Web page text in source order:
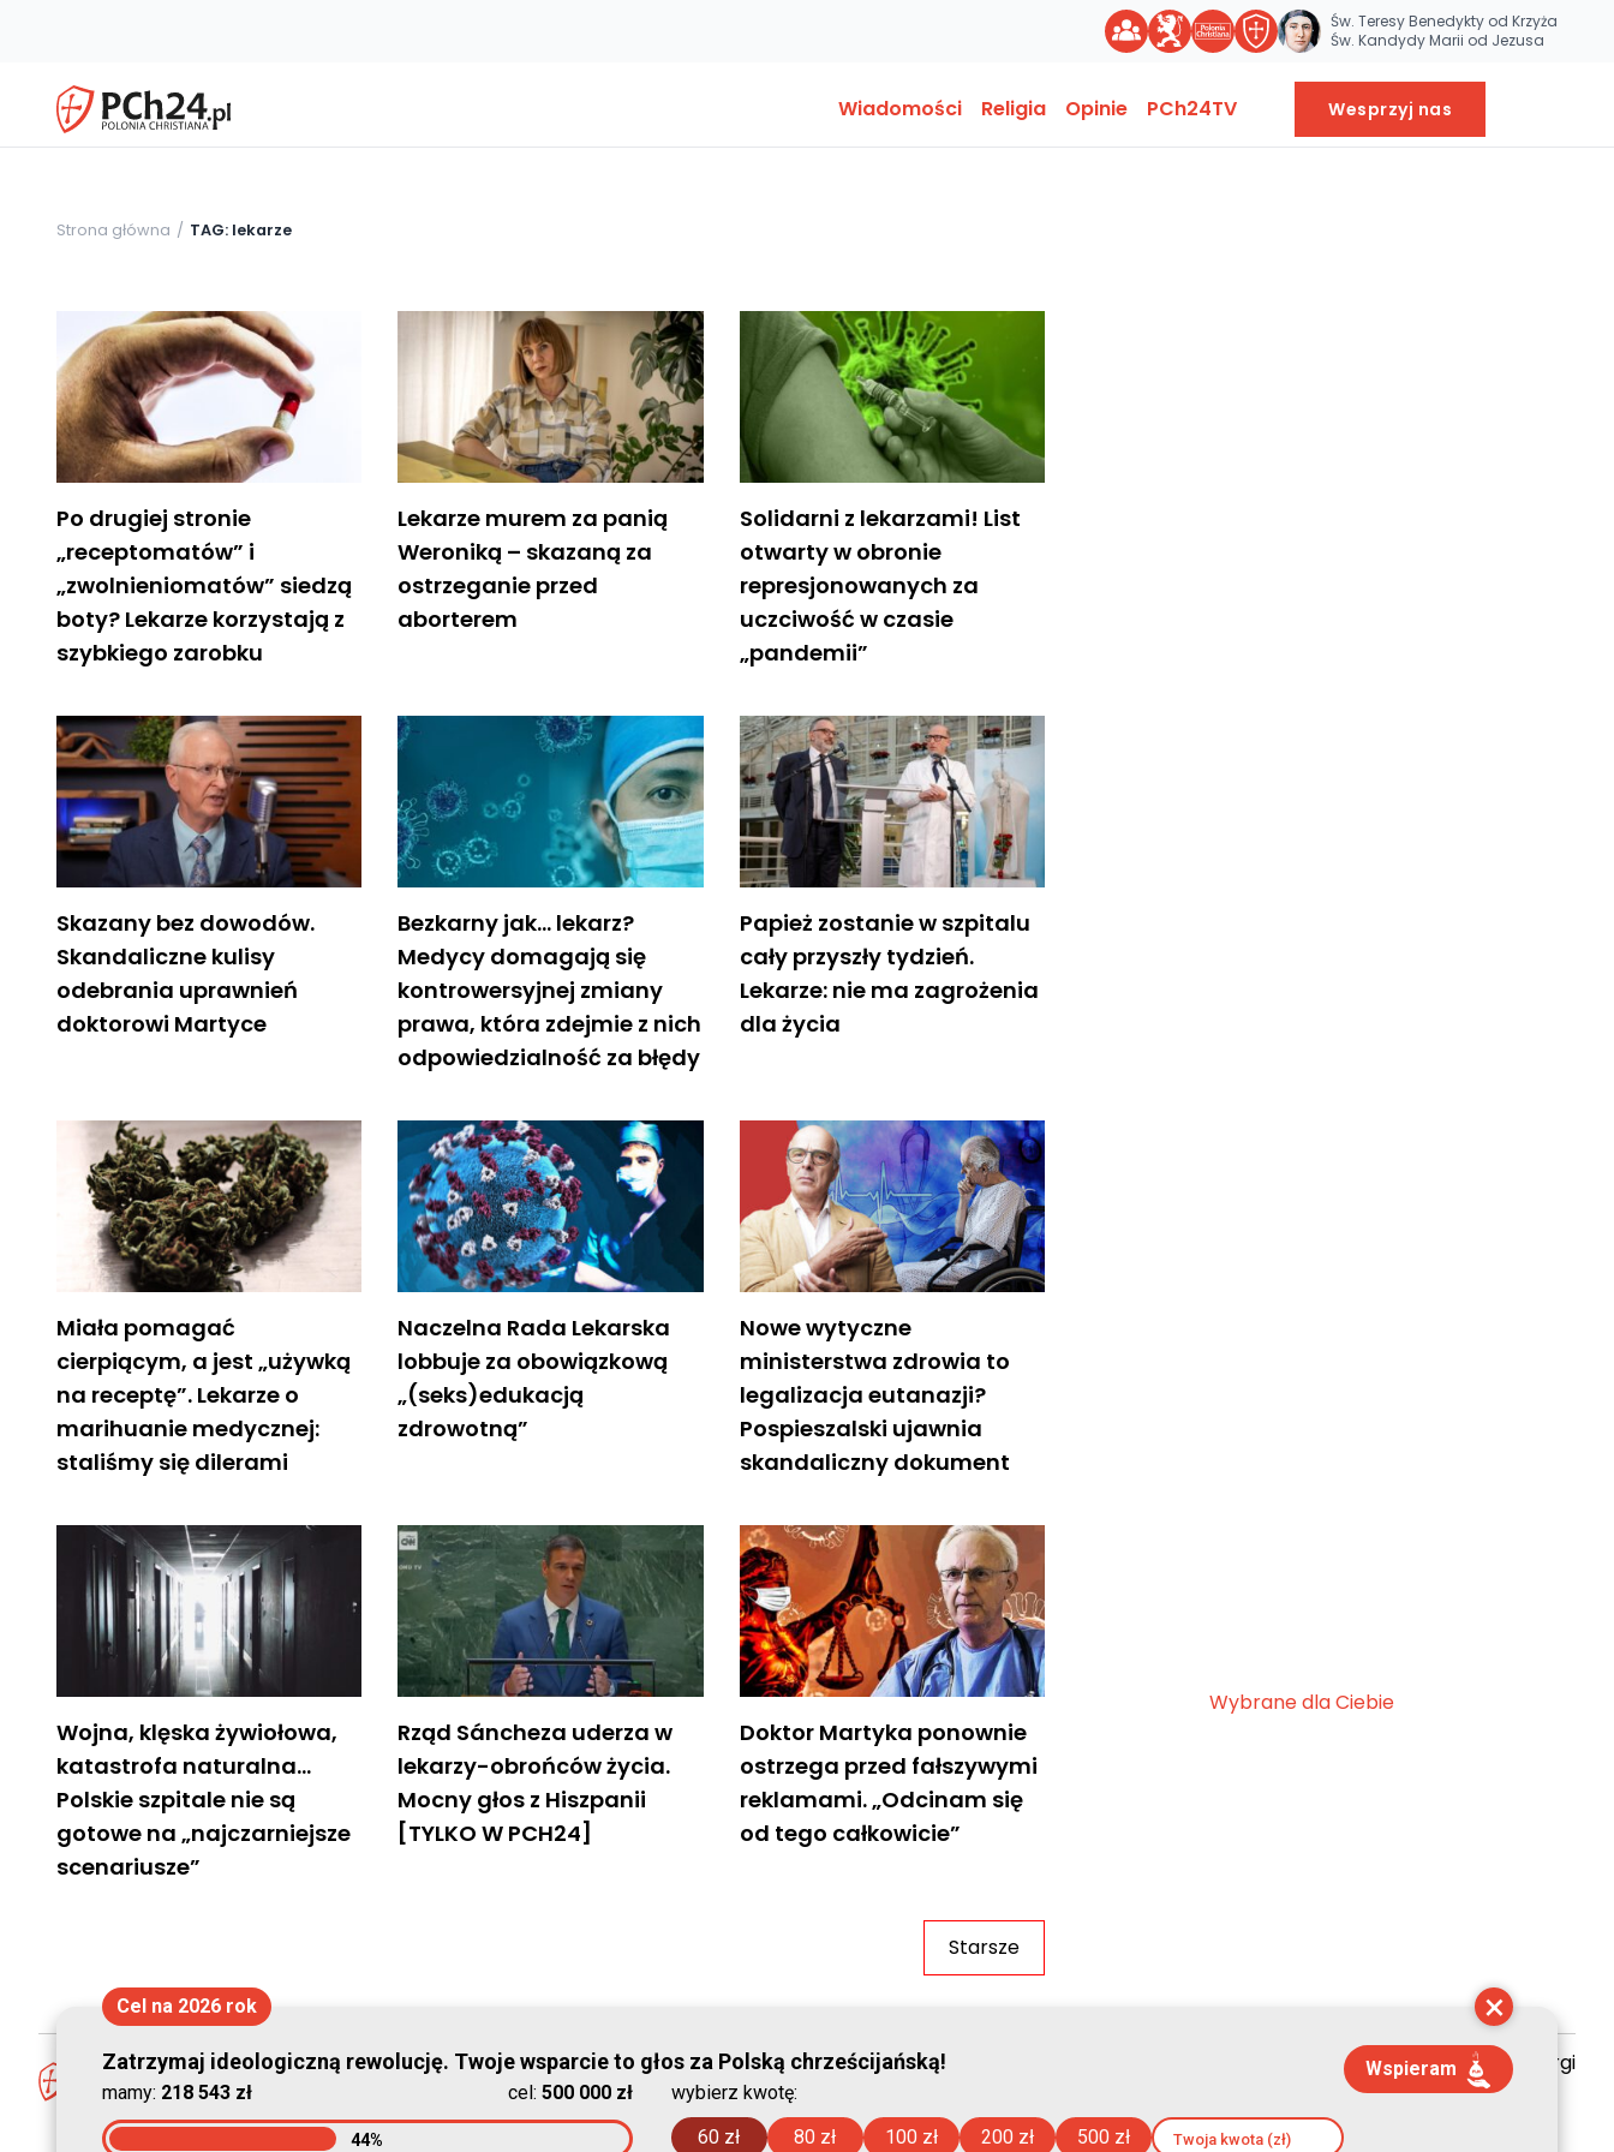
Św. Teresy Benedykty od Krzyża
Św. Kandydy Marii od Jezusa
Wiadomości Religia Opinie PCh24TV Wesprzyj nas
Strona główna TAG: lekarze
Po drugiej stronie
„receptomatów” i
„zwolnieniomatów” siedzą
boty? Lekarze korzystają z
szybkiego zarobku
Lekarze murem za panią
Weroniką – skazaną za
ostrzeganie przed
aborterem
Solidarni z lekarzami! List
otwarty w obronie
represjonowanych za
uczciwość w czasie
„pandemii”
Skazany bez dowodów.
Skandaliczne kulisy
odebrania uprawnień
doktorowi Martyce
Bezkarny jak… lekarz?
Medycy domagają się
kontrowersyjnej zmiany
prawa, która zdejmie z nich
odpowiedzialność za błędy
Papież zostanie w szpitalu
cały przyszły tydzień.
Lekarze: nie ma zagrożenia
dla życia
Miała pomagać
cierpiącym, a jest „używką
na receptę”. Lekarze o
marihuanie medycznej:
staliśmy się dilerami
Naczelna Rada Lekarska
lobbuje za obowiązkową
„(seks)edukacją
zdrowotną”
Nowe wytyczne
ministerstwa zdrowia to
legalizacja eutanazji?
Pospieszalski ujawnia
skandaliczny dokument
Wojna, klęska żywiołowa,
katastrofa naturalna…
Polskie szpitale nie są
gotowe na „najczarniejsze
scenariusze”
Rząd Sáncheza uderza w
lekarzy-obrońców życia.
Mocny głos z Hiszpanii
[TYLKO W PCH24]
Doktor Martyka ponownie
ostrzega przed fałszywymi
reklamami. „Odcinam się
od tego całkowicie”
Starsze
Wybrane dla Ciebie
© Stowarzyszenie Kultury Chrześcijańskiej im. ks. Piotra Skargi
×
Cel na 2026 rok
Zatrzymaj ideologiczną rewolucję. Twoje wsparcie to głos za Polską chrześcijańską!
mamy: 218 543 zł cel: 500 000 zł
44%
wybierz kwotę:
60 zł
80 zł 100 zł 200 zł 500 zł
Wspieram